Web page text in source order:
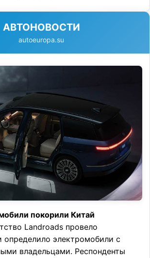
АВТОНОВОСТИ
autoeuropa.su
покорили Китай
Landroads провело
определило электромобили с
владельцами. Респонденты